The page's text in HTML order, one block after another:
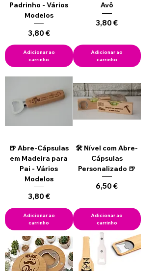
Padrinho - Vários
Modelos
Preço
3,80 €
Adicionar ao
carrinho
Avô
Preço
3,80 €
Adicionar ao
carrinho
🍺 Abre-Cápsulas
em Madeira para
Pai - Vários
Modelos
Preço
3,80 €
Adicionar ao
carrinho
🛠️ Nível com Abre-
Cápsulas
Personalizado 🍺
Preço
6,50 €
Adicionar ao
carrinho